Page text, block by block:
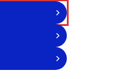
Nitra, Trnava,
sa oficiálne spojilo
Koordinátorom